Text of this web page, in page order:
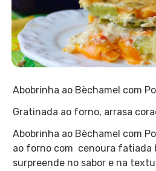
Abobrinha ao Bèchamel com
Gratinada ao forno, arrasa
Abobrinha ao Bèchamel com
ao forno com cenoura fatiada
surpreende no sabor e na